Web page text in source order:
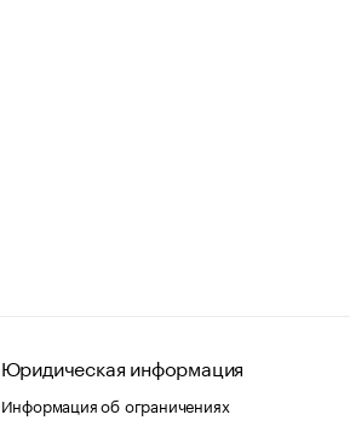
Юридическая информация
Информация об ограничениях